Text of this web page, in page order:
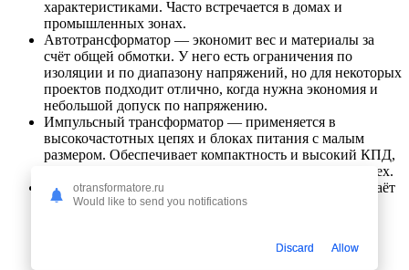
характеристиками. Часто встречается в домах и
промышленных зонах.
Автотрансформатор — экономит вес и материалы за
счёт общей обмотки. У него есть ограничения по
изоляции и по диапазону напряжений, но для некоторых
проектов подходит отлично, когда нужна экономия и
небольшой допуск по напряжению.
Импульсный трансформатор — применяется в
высокочастотных цепях и блоках питания с малым
размером. Обеспечивает компактность и высокий КПД,
но требует точной реализации и ограждения для помех.
Изолирующий (изолированный) трансформатор — даёт
полную электрическую изоляцию между входом и
otransformatore.ru
Would like to send you notifications
Discard Allow